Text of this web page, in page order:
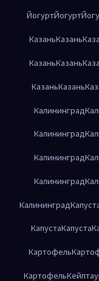
ЙогуртЙогурт
КазаньКазань
КазаньКазань
КазаньКазань
Калининград
Калининград
Калининград
Калининград
Калининград
КапустаКапуста
Картофель
Картофель